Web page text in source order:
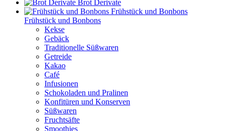
Brot Derivate
Frühstück und Bonbons
Frühstück und Bonbons
Kekse
Gebäck
Traditionelle Süßwaren
Getreide
Kakao
Café
Infusionen
Schokoladen und Pralinen
Konfitüren und Konserven
Süßwaren
Fruchtsäfte
Smoothies